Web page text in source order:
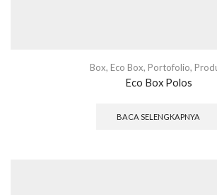
Box, Eco Box, Portofolio,
Eco Box Polos
BACA SELENGKAPNYA